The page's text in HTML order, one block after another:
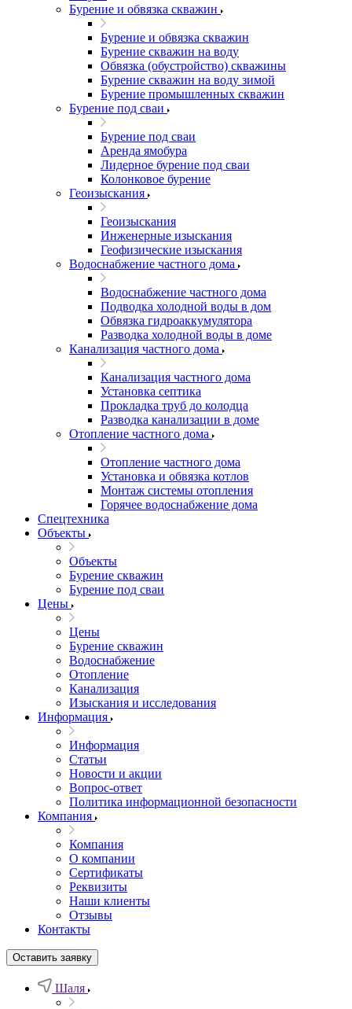
Бурение и обвязка скважин
Бурение и обвязка скважин
Бурение скважин на воду
Обвязка (обустройство) скважины
Бурение скважин на воду зимой
Бурение промышленных скважин
Бурение под сваи
Бурение под сваи
Аренда ямобура
Лидерное бурение под сваи
Колонковое бурение
Геоизыскания
Геоизыскания
Инженерные изыскания
Геофизические изыскания
Водоснабжение частного дома
Водоснабжение частного дома
Подводка холодной воды в дом
Обвязка гидроаккумулятора
Разводка холодной воды в доме
Канализация частного дома
Канализация частного дома
Установка септика
Прокладка труб до колодца
Разводка канализации в доме
Отопление частного дома
Отопление частного дома
Установка и обвязка котлов
Монтаж системы отопления
Горячее водоснабжение дома
Спецтехника
Объекты
Объекты
Бурение скважин
Бурение под сваи
Цены
Цены
Бурение скважин
Водоснабжение
Отопление
Канализация
Изыскания и исследования
Информация
Информация
Статьи
Новости и акции
Вопрос-ответ
Политика информационной безопасности
Компания
Компания
О компании
Сертификаты
Реквизиты
Наши клиенты
Отзывы
Контакты
Оставить заявку
Шаля